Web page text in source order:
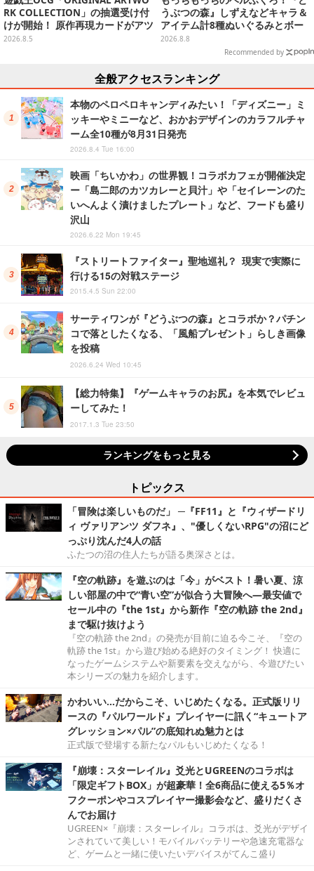
RK COLLECTION」の抽選受け付
けが開始！ 原作再現カードがアツ
いスペシャルパック
2026.8.5
うぶつの森』しずえなどキャラ＆
アイテム計8種ぬいぐるみとボー
ルチェーン付きマスコットが発売
2026.8.8
Recommended by
全般アクセスランキング
本物のペロペロキャンディみたい！「ディズニー」ミ
ッキーやミニーなど、おかおデザインのカラフルチャ
ーム全10種が8月31日発売
2026.8.4 Tue 16:00
映画「ちいかわ」の世界観！コラボカフェが開催決定
ー「島二郎のカツカレーと貝汁」や「セイレーンのた
いへんよく漬けましたプレート」など、フードも盛り
沢山
2026.6.22 Mon 19:45
『ストリートファイター』聖地巡礼？ 現実で実際に
行ける15の対戦ステージ
2015.4.5 Sun 22:00
サーティワンが『どうぶつの森』とコラボか？パチン
コで落としたくなる、「風船プレゼント」らしき画像
を投稿
2026.6.24 Wed 10:45
【総力特集】『ゲームキャラのお尻』を本気でレビュ
ーしてみた！
2017.1.3 Tue 23:50
ランキングをもっと見る
トピックス
「冒険は楽しいものだ」 ─『FF11』と『ウィザードリ
ィ ヴァリアンツ ダフネ』、"優しくないRPG"の沼にど
っぷり沈んだ4人の話
ふたつの沼の住人たちが語る奥深さとは。
『空の軌跡』を遊ぶのは「今」がベスト！暑い夏、涼
しい部屋の中で“青い空”が似合う大冒険へ―最安値で
セール中の『the 1st』から新作『空の軌跡 the 2nd』
まで駆け抜けよう
『空の軌跡 the 2nd』の発売が目前に迫る今こそ、『空の
軌跡 the 1st』から遊び始める絶好のタイミング！ 快適に
なったゲームシステムや新要素を交えながら、今遊びたい
本シリーズの魅力を紹介します。
かわいい…だからこそ、いじめたくなる。正式版リリ
ースの『パルワールド』プレイヤーに訊く“キュートア
グレッション×パル”の底知れぬ魅力とは
正式版で登場する新たなパルもいじめたくなる！
『崩壊：スターレイル』爻光とUGREENのコラボは
「限定ギフトBOX」が超豪華！全6商品に使える5％オ
フクーポンやコスプレイヤー撮影会など、盛りだくさ
んでお届け
UGREEN×『崩壊：スターレイル』コラボは、爻光がデザイ
ンされていて美しい！モバイルバッテリーや急速充電器な
ど、ゲームと一緒に使いたいデバイスがてんこ盛り